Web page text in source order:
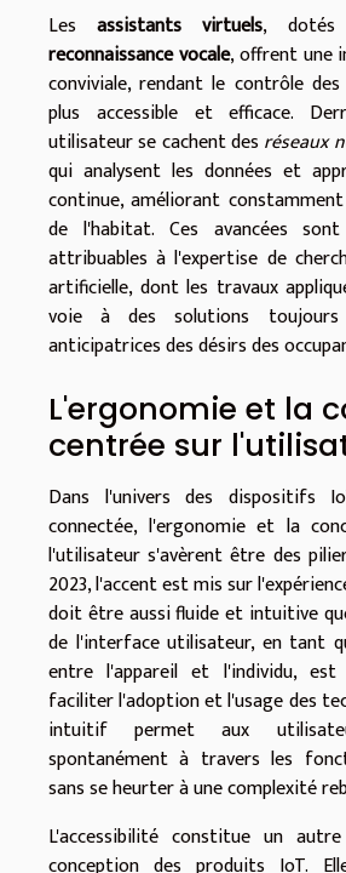
Lesassistants virtuels, dotés
reconnaissance vocale, offrent une
conviviale, rendant le contrôle
plus accessible et efficace.
utilisateur se cachent des réseaux
qui analysent les données et
continue, améliorant
de l'habitat. Ces avancées
attribuables à l'expertise de
artificielle, dont les travaux
voie à des solutions
anticipatrices des désirs des
L'ergonomie et la
centrée sur
Dans l'univers des dispositifs
connectée, l'ergonomie et la
l'utilisateur s'avèrent être des
2023, l'accent est mis sur
doit être aussi fluide et intuitive
de l'interface utilisateur, en tant
entre l'appareil et l'individu, est
faciliter l'adoption et l'usage des
intuitif permet aux
spontanément à travers les
sans se heurter à une complexité
L'accessibilité constitue un